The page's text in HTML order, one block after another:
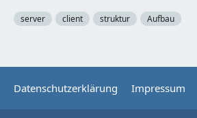
server client struktur Aufbau
Datenschutzerklärung Impressum